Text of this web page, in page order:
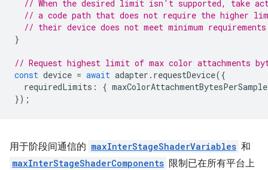
// When the desired limit isn't supported, take
// a code path that does not require the higher
// their device does not meet minimum
}
// Request highest limit of max color attachments
const device = await adapter . requestDevice({
requiredLimits : { maxColorAttachmentBytesPerSample
});
用于阶段间通信的 maxInterStageShaderVariables 和
maxInterStageShaderComponents 限制已在所有平台上